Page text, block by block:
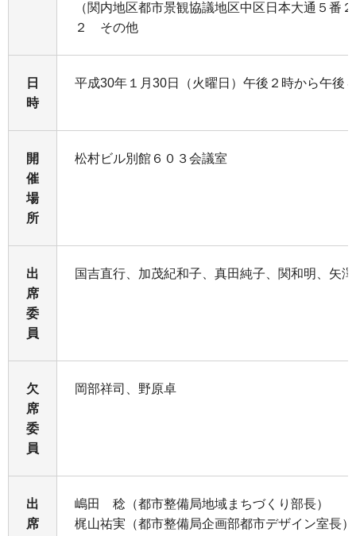
（関内地区都市景観協議地区中区日本大通５番
２ その他
日
時
平成30年１月30日（火曜日）午後２時から午後
開
催
場
所
松村ビル別館６０３会議室
出
席
委
員
国吉直行、加茂紀和子、真田純子、関和明、矢
欠
席
委
員
岡部祥司、野原卓
出
席
嶋田 稔（都市整備局地域まちづくり部長）
梶山祐実（都市整備局企画部都市デザイン室長）